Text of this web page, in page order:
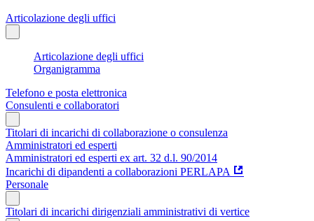
Articolazione degli uffici
Articolazione degli uffici
Organigramma
Telefono e posta elettronica
Consulenti e collaboratori
Titolari di incarichi di collaborazione o consulenza
Amministratori ed esperti
Amministratori ed esperti ex art. 32 d.l. 90/2014
Incarichi di dipandenti a collaborazioni PERLAPA
Personale
Titolari di incarichi dirigenziali amministrativi di vertice